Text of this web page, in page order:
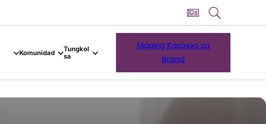
Komunidad
Tungkol
sa
Maging Kasosyo sa
Brand